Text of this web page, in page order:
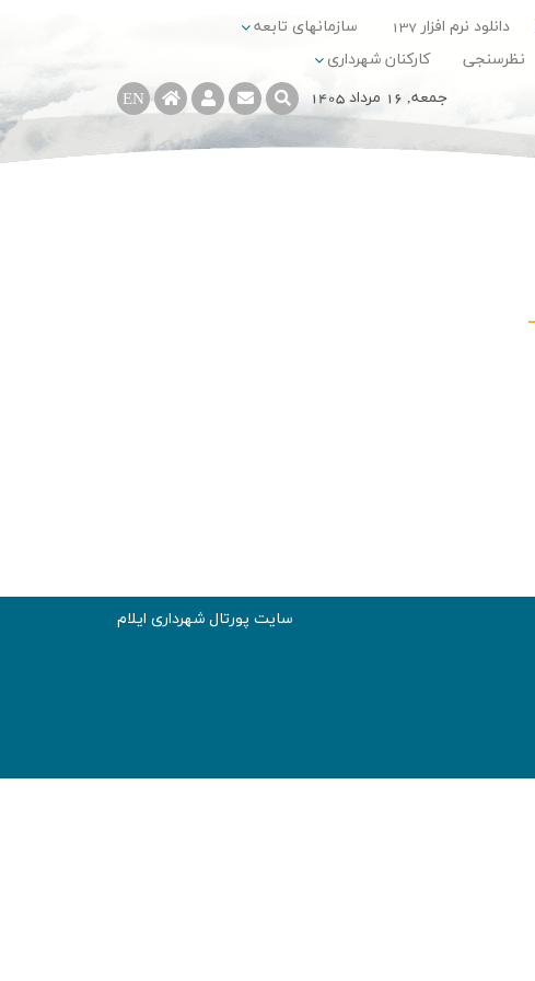
دانلود نرم افزار 137
سازمانهای تابعه
نظرسنجی کارکنان شهرداری
EN جمعه, 16 مرداد 1405
سایت پورتال شهرداری ایلام